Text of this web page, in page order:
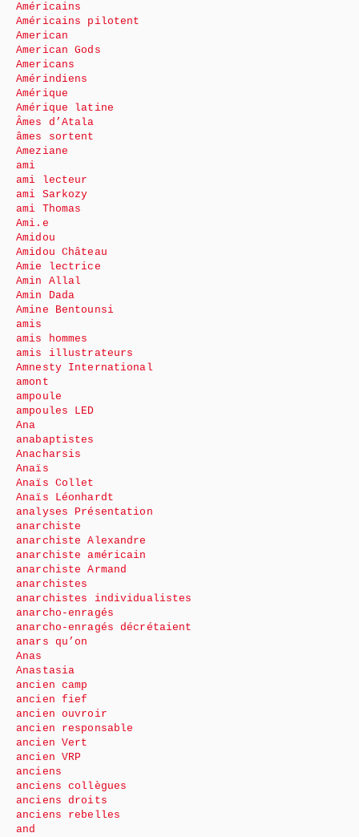
Américains
Américains pilotent
American
American Gods
Americans
Amérindiens
Amérique
Amérique latine
Âmes d’Atala
âmes sortent
Ameziane
ami
ami lecteur
ami Sarkozy
ami Thomas
Ami.e
Amidou
Amidou Château
Amie lectrice
Amin Allal
Amin Dada
Amine Bentounsi
amis
amis hommes
amis illustrateurs
Amnesty International
amont
ampoule
ampoules LED
Ana
anabaptistes
Anacharsis
Anaïs
Anaïs Collet
Anaïs Léonhardt
analyses Présentation
anarchiste
anarchiste Alexandre
anarchiste américain
anarchiste Armand
anarchistes
anarchistes individualistes
anarcho-enragés
anarcho-enragés décrétaient
anars qu’on
Anas
Anastasia
ancien camp
ancien fief
ancien ouvroir
ancien responsable
ancien Vert
ancien VRP
anciens
anciens collègues
anciens droits
anciens rebelles
and